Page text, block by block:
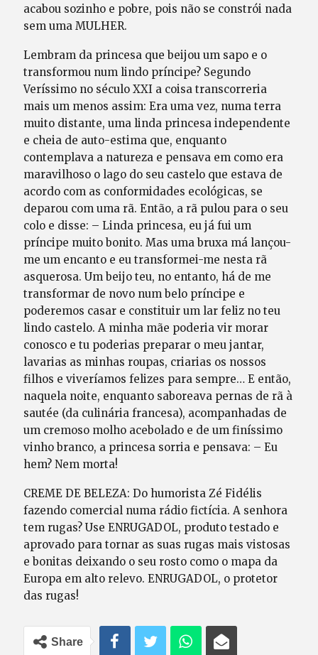
acabou sozinho e pobre, pois não se constrói nada
sem uma MULHER.
Lembram da princesa que beijou um sapo e o
transformou num lindo príncipe? Segundo
Veríssimo no século XXI a coisa transcorreria
mais um menos assim: Era uma vez, numa terra
muito distante, uma linda princesa independente
e cheia de auto-estima que, enquanto
contemplava a natureza e pensava em como era
maravilhoso o lago do seu castelo que estava de
acordo com as conformidades ecológicas, se
deparou com uma rã. Então, a rã pulou para o seu
colo e disse: – Linda princesa, eu já fui um
príncipe muito bonito. Mas uma bruxa má lançou-
me um encanto e eu transformei-me nesta rã
asquerosa. Um beijo teu, no entanto, há de me
transformar de novo num belo príncipe e
poderemos casar e constituir um lar feliz no teu
lindo castelo. A minha mãe poderia vir morar
conosco e tu poderias preparar o meu jantar,
lavarias as minhas roupas, criarias os nossos
filhos e viveríamos felizes para sempre… E então,
naquela noite, enquanto saboreava pernas de rã à
sautée (da culinária francesa), acompanhadas de
um cremoso molho acebolado e de um finíssimo
vinho branco, a princesa sorria e pensava: – Eu
hem? Nem morta!
CREME DE BELEZA: Do humorista Zé Fidélis
fazendo comercial numa rádio fictícia. A senhora
tem rugas? Use ENRUGADOL, produto testado e
aprovado para tornar as suas rugas mais vistosas
e bonitas deixando o seu rosto como o mapa da
Europa em alto relevo. ENRUGADOL, o protetor
das rugas!
Share